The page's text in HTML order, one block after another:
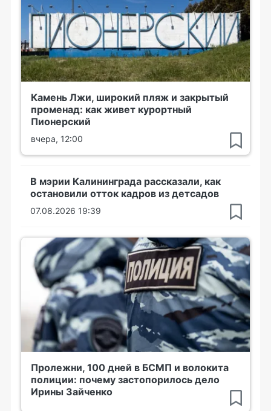
Камень Лжи, широкий пляж и закрытый
променад: как живет курортный
Пионерский
вчера, 12:00
В мэрии Калининграда рассказали, как
остановили отток кадров из детсадов
07.08.2026 19:39
Пролежни, 100 дней в БСМП и волокита
полиции: почему застопорилось дело
Ирины Зайченко